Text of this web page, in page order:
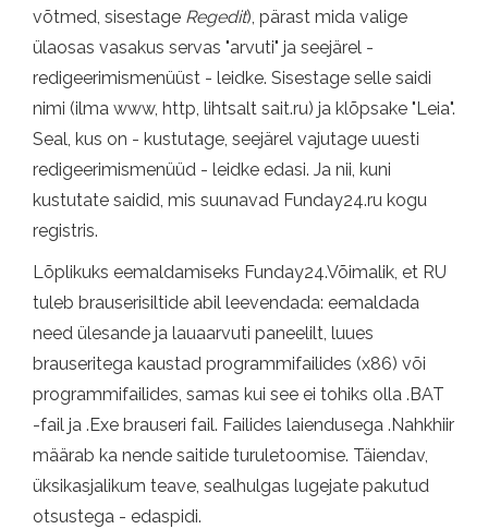
võtmed, sisestage Regedit), pärast mida valige
ülaosas vasakus servas "arvuti" ja seejärel -
redigeerimismenüüst - leidke. Sisestage selle saidi
nimi (ilma www, http, lihtsalt sait.ru) ja klõpsake "Leia".
Seal, kus on - kustutage, seejärel vajutage uuesti
redigeerimismenüüd - leidke edasi. Ja nii, kuni
kustutate saidid, mis suunavad Funday24.ru kogu
registris.
Lõplikuks eemaldamiseks Funday24.Võimalik, et RU
tuleb brauserisiltide abil leevendada: eemaldada
need ülesande ja lauaarvuti paneelilt, luues
brauseritega kaustad programmifailides (x86) või
programmifailides, samas kui see ei tohiks olla .BAT
-fail ja .Exe brauseri fail. Failides laiendusega .Nahkhiir
määrab ka nende saitide turuletoomise. Täiendav,
üksikasjalikum teave, sealhulgas lugejate pakutud
otsustega - edaspidi.